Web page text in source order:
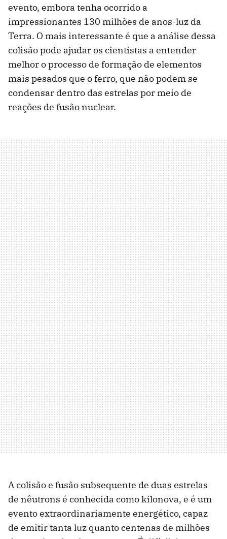
evento, embora tenha ocorrido a
impressionantes 130 milhões de anos-luz da
Terra. O mais interessante é que a análise dessa
colisão pode ajudar os cientistas a entender
melhor o processo de formação de elementos
mais pesados que o ferro, que não podem se
condensar dentro das estrelas por meio de
reações de fusão nuclear.
A colisão e fusão subsequente de duas estrelas
de nêutrons é conhecida como kilonova, e é um
evento extraordinariamente energético, capaz
de emitir tanta luz quanto centenas de milhões